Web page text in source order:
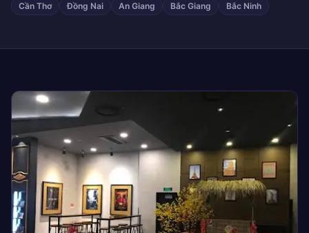
Cần Thơ
Đồng Nai An Giang Bắc Giang Bắc Ninh